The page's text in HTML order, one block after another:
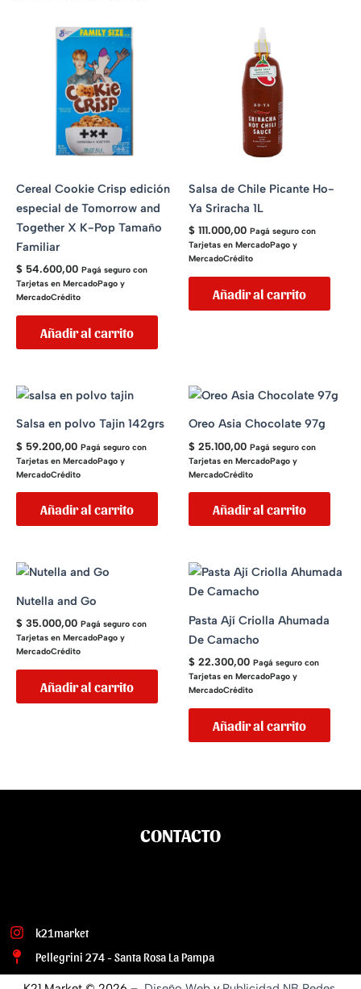
Cereal Cookie Crisp edición
especial de Tomorrow and
Together X K-Pop Tamaño
Familiar
$ 54.600,00 Pagá seguro con
Tarjetas en MercadoPago y
MercadoCrédito
Añadir al carrito
Salsa de Chile Picante Ho-
Ya Sriracha 1L
$ 111.000,00 Pagá seguro con
Tarjetas en MercadoPago y
MercadoCrédito
Añadir al carrito
Salsa en polvo Tajin 142grs
$ 59.200,00 Pagá seguro con
Tarjetas en MercadoPago y
MercadoCrédito
Añadir al carrito
Oreo Asia Chocolate 97g
$ 25.100,00 Pagá seguro con
Tarjetas en MercadoPago y
MercadoCrédito
Añadir al carrito
Nutella and Go
$ 35.000,00 Pagá seguro con
Tarjetas en MercadoPago y
MercadoCrédito
Añadir al carrito
Pasta Ají Criolla Ahumada
De Camacho
$ 22.300,00 Pagá seguro con
Tarjetas en MercadoPago y
MercadoCrédito
Añadir al carrito
CONTACTO
k21market
Pellegrini 274 - Santa Rosa La Pampa